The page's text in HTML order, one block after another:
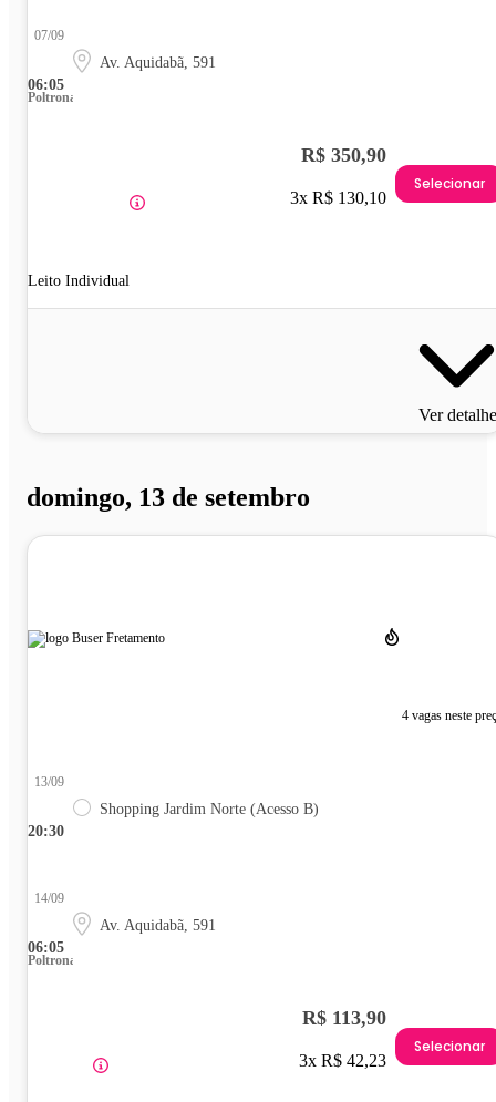
06:05
07/09
Av. Aquidabã, 591
Poltrona
Leito Individual
R$ 350,90
3x R$ 130,10
Selecionar
Ver
domingo, 13 de setembro
4 vagas neste
20:30
13/09
Shopping Jardim Norte (Acesso B)
06:05
14/09
Av. Aquidabã, 591
Poltrona
R$ 113,90
3x R$ 42,23
Selecionar